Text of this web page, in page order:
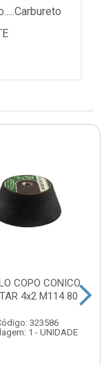
COPO CONICO
4x2 M114 80
323586
1 - UNIDADE